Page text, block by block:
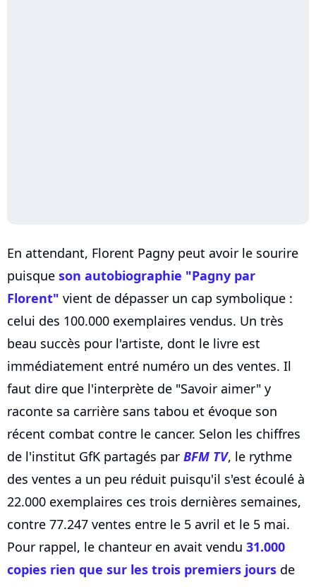
En attendant, Florent Pagny peut avoir le sourire
puisque son autobiographie "Pagny par
Florent" vient de dépasser un cap symbolique :
celui des 100.000 exemplaires vendus. Un très
beau succès pour l'artiste, dont le livre est
immédiatement entré numéro un des ventes. Il
faut dire que l'interprète de "Savoir aimer" y
raconte sa carrière sans tabou et évoque son
récent combat contre le cancer. Selon les chiffres
de l'institut GfK partagés par BFM TV, le rythme
des ventes a un peu réduit puisqu'il s'est écoulé à
22.000 exemplaires ces trois dernières semaines,
contre 77.247 ventes entre le 5 avril et le 5 mai.
Pour rappel, le chanteur en avait vendu 31.000
copies rien que sur les trois premiers jours de